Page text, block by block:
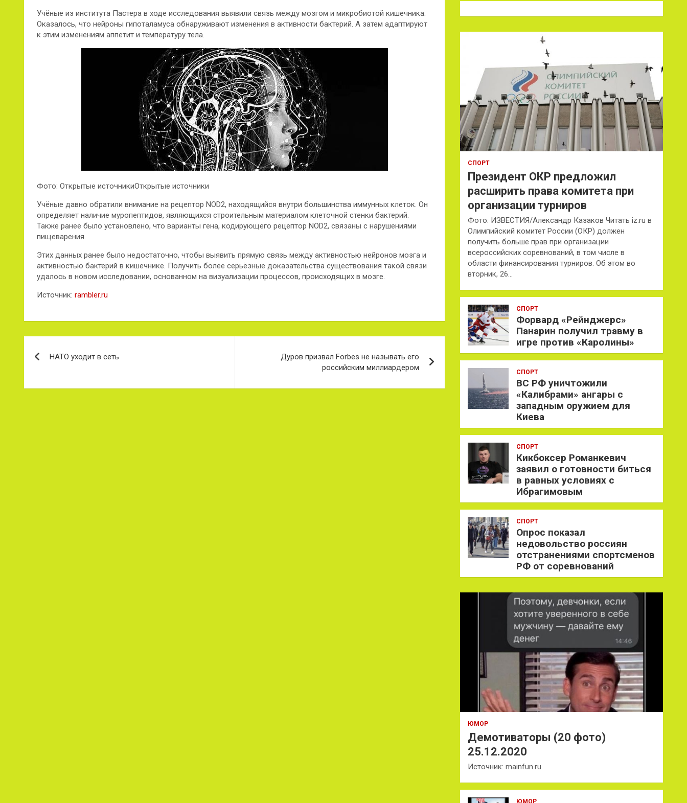
Учёные из института Пастера в ходе исследования выявили связь между мозгом и микробиотой кишечника.
Оказалось, что нейроны гипоталамуса обнаруживают изменения в активности бактерий. А затем адаптируют
к этим изменениям аппетит и температуру тела.
Фото: Открытые источникиОткрытые источники
Учёные давно обратили внимание на рецептор NOD2, находящийся внутри большинства иммунных клеток. Он
определяет наличие муропептидов, являющихся строительным материалом клеточной стенки бактерий.
Также ранее было установлено, что варианты гена, кодирующего рецептор NOD2, связаны с нарушениями
пищеварения.
Этих данных ранее было недостаточно, чтобы выявить прямую связь между активностью нейронов мозга и
активностью бактерий в кишечнике. Получить более серьёзные доказательства существования такой связи
удалось в новом исследовании, основанном на визуализации процессов, происходящих в мозге.
Источник: rambler.ru
по
записям
НАТО уходит в сеть
Дуров призвал Forbes не называть его
российским миллиардером
к
СПОРТ
Президент ОКР предложил
расширить права комитета при
организации турниров
Фото: ИЗВЕСТИЯ/Александр Казаков Читать iz.ru в
Олимпийский комитет России (ОКР) должен
получить больше прав при организации
всероссийских соревнований, в том числе в
области финансирования турниров. Об этом во
вторник, 26…
СПОРТ
Форвард «Рейнджерс»
Панарин получил травму в
игре против «Каролины»
СПОРТ
ВС РФ уничтожили
«Калибрами» ангары с
западным оружием для
Киева
СПОРТ
Кикбоксер Романкевич
заявил о готовности биться
в равных условиях с
Ибрагимовым
СПОРТ
Опрос показал
недовольство россиян
отстранениями спортсменов
РФ от соревнований
ЮМОР
Демотиваторы (20 фото)
25.12.2020
Источник: mainfun.ru
ЮМОР